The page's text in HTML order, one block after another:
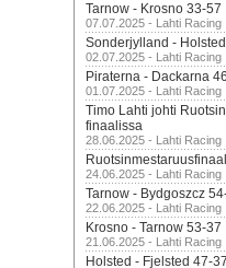
Tarnow - Krosno 33-57
07.07.2025 - Lahti Racing
Sonderjylland -
02.07.2025 - Lahti Racing
Piraterna - Dackarna
01.07.2025 - Lahti Racing
Timo Lahti johti
finaalissa
28.06.2025 - Lahti Racing
24.06.2025 - Lahti Racing
Tarnow - Bydgoszcz
22.06.2025 - Lahti Racing
Krosno - Tarnow 53-37
21.06.2025 - Lahti Racing
Holsted - Fjelsted 47-37